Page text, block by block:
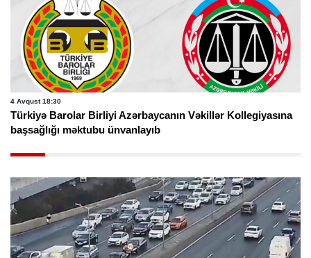
4 Avqust 18:30
Türkiyə Barolar Birliyi Azərbaycanın Vəkillər Kollegiyasına
başsağlığı məktubu ünvanlayıb